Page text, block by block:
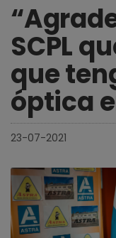
SCPL
que
óptica
23-07-2021